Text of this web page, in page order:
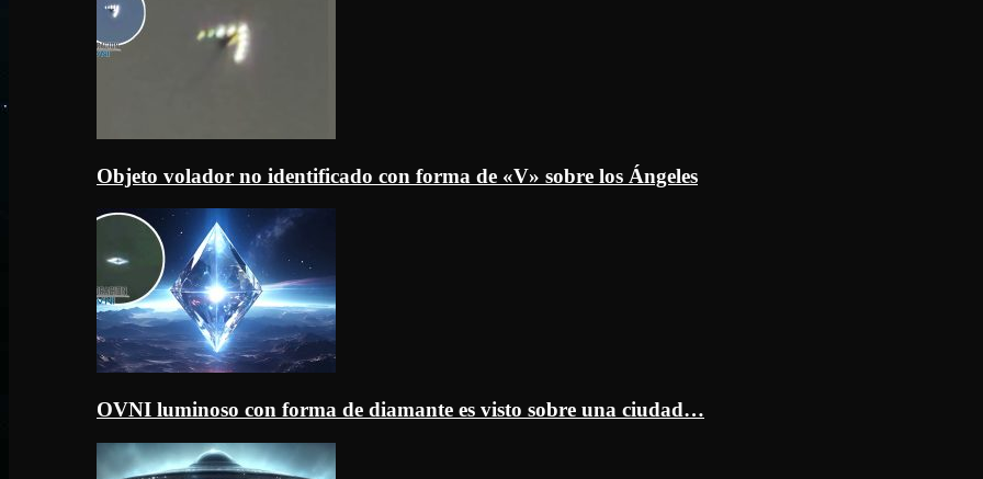
Objeto volador no identificado con forma de «V» sobre los Ángeles
OVNI luminoso con forma de diamante es visto sobre una ciudad…